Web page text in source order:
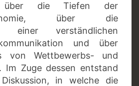
über die Tiefen der
über die
einer verständlichen
und über
von Wettbewerbs- und
Im Zuge dessen entstand
in welche die